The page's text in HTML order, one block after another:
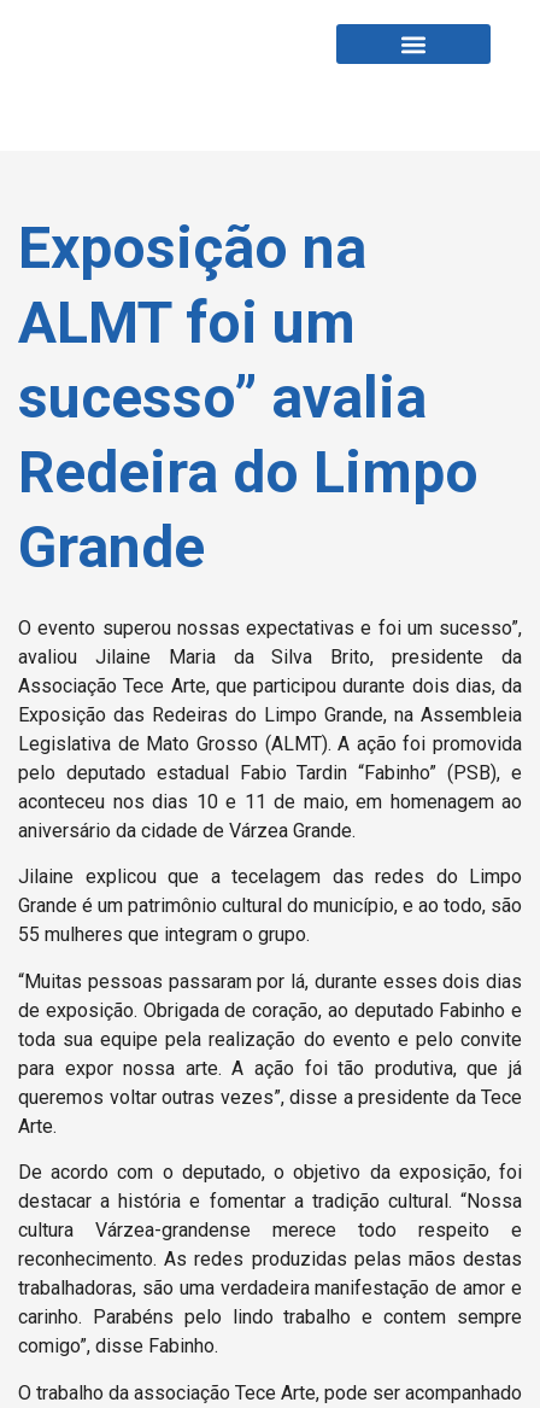
Exposição na
ALMT foi um
sucesso” avalia
Redeira do Limpo
Grande
O evento superou nossas expectativas e foi um sucesso”,
avaliou Jilaine Maria da Silva Brito, presidente da
Associação Tece Arte, que participou durante dois dias, da
Exposição das Redeiras do Limpo Grande, na Assembleia
Legislativa de Mato Grosso (ALMT). A ação foi promovida
pelo deputado estadual Fabio Tardin “Fabinho” (PSB), e
aconteceu nos dias 10 e 11 de maio, em homenagem ao
aniversário da cidade de Várzea Grande.
Jilaine explicou que a tecelagem das redes do Limpo
Grande é um patrimônio cultural do município, e ao todo, são
55 mulheres que integram o grupo.
“Muitas pessoas passaram por lá, durante esses dois dias
de exposição. Obrigada de coração, ao deputado Fabinho e
toda sua equipe pela realização do evento e pelo convite
para expor nossa arte. A ação foi tão produtiva, que já
queremos voltar outras vezes”, disse a presidente da Tece
Arte.
De acordo com o deputado, o objetivo da exposição, foi
destacar a história e fomentar a tradição cultural. “Nossa
cultura Várzea-grandense merece todo respeito e
reconhecimento. As redes produzidas pelas mãos destas
trabalhadoras, são uma verdadeira manifestação de amor e
carinho. Parabéns pelo lindo trabalho e contem sempre
comigo”, disse Fabinho.
O trabalho da associação Tece Arte, pode ser acompanhado